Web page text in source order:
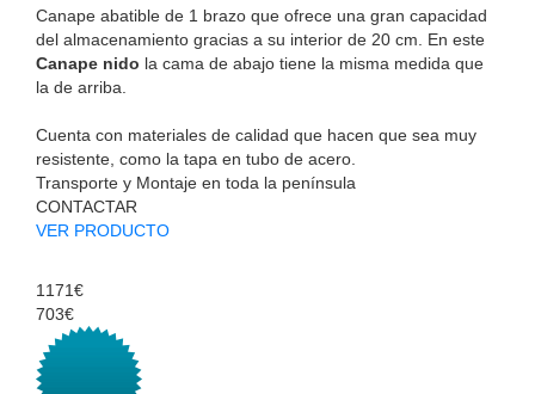
Canape abatible de 1 brazo que ofrece una gran capacidad
del almacenamiento gracias a su interior de 20 cm. En este
Canape nido la cama de abajo tiene la misma medida que
la de arriba.
Cuenta con materiales de calidad que hacen que sea muy
resistente, como la tapa en tubo de acero.
Transporte y Montaje en toda la península
CONTACTAR
VER PRODUCTO
1171€
703€